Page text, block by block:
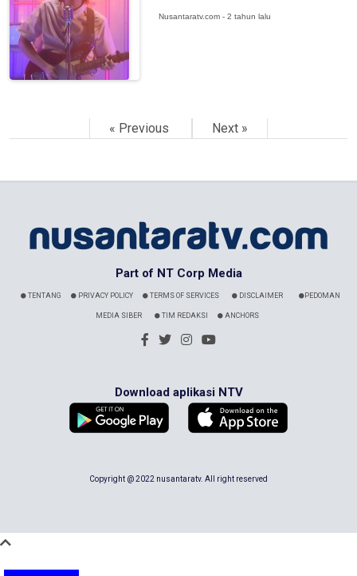
Nusantaratv.com - 2 tahun lalu
« Previous Next »
Part of NT Corp Media
TENTANG PRIVACY POLICY TERMS OF SERVICES DISCLAIMER PEDOMAN
MEDIA SIBER TIM REDAKSI ANCHORS
Download aplikasi NTV
Copyright @ 2022 nusantaratv. All right reserved